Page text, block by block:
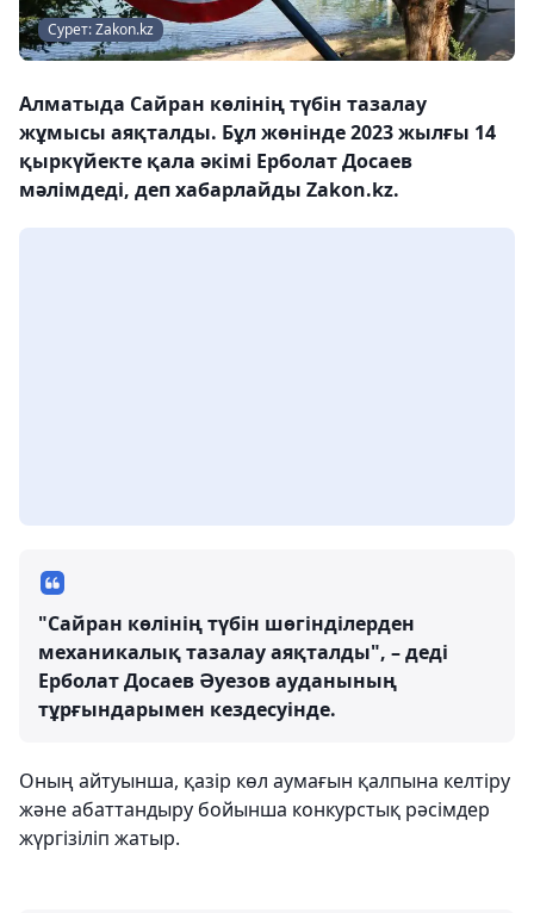
Сурет: Zakon.kz
Алматыда Сайран көлінің түбін тазалау
жұмысы аяқталды. Бұл жөнінде 2023 жылғы 14
қыркүйекте қала әкімі Ерболат Досаев
мәлімдеді, деп хабарлайды Zakon.kz.
"Сайран көлінің түбін шөгінділерден
механикалық тазалау аяқталды", – деді
Ерболат Досаев Әуезов ауданының
тұрғындарымен кездесуінде.
Оның айтуынша, қазір көл аумағын қалпына келтіру
және абаттандыру бойынша конкурстық рәсімдер
жүргізіліп жатыр.